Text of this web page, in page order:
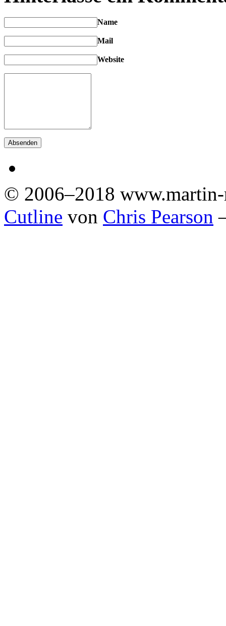
Name
Mail
Website
© 2006–2018
Cutline von Chris Pearson